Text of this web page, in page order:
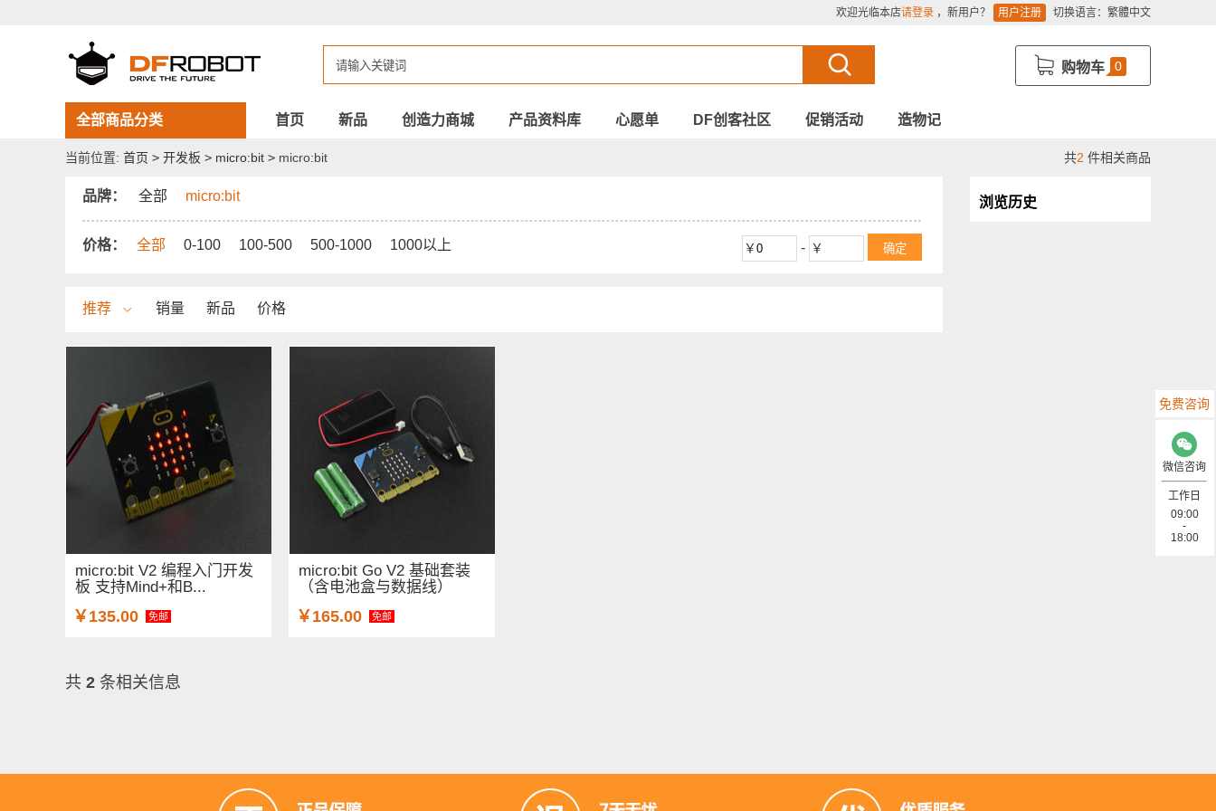
欢迎光临本店请登录 ，新用户？ 用户注册 切换语言： 繁體中文
购物车 0
全部商品分类 首页 新品 创造力商城 产品资料库 心愿单 DF创客社区 促销活动 造物记
当前位置: 首页 > 开发板 > micro:bit > micro:bit 共2 件相关商品
品牌： 全部 micro:bit
价格： 全部 0-100 100-500 500-1000 1000以上 -
推荐 销量 新品 价格
micro:bit V2 编程入门开发
板 支持Mind+和B...
￥135.00 免邮
micro:bit Go V2 基础套装
（含电池盒与数据线）
￥165.00 免邮
共 2 条相关信息
浏览历史
免费咨询
微信咨询
工作日
09:00
-
18:00